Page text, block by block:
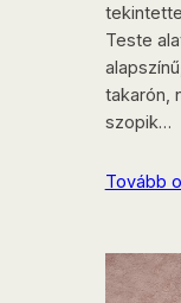
Teste
takarón,
szopik…
Tovább